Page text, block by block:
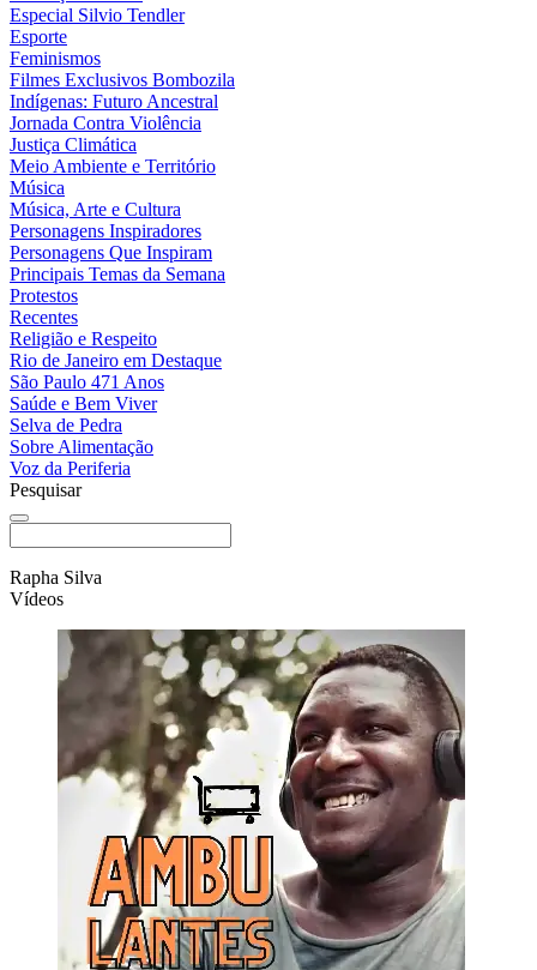
Especial Silvio Tendler
Esporte
Feminismos
Filmes Exclusivos Bombozila
Indígenas: Futuro Ancestral
Jornada Contra Violência
Justiça Climática
Meio Ambiente e Território
Música
Música, Arte e Cultura
Personagens Inspiradores
Personagens Que Inspiram
Principais Temas da Semana
Protestos
Recentes
Religião e Respeito
Rio de Janeiro em Destaque
São Paulo 471 Anos
Saúde e Bem Viver
Selva de Pedra
Sobre Alimentação
Voz da Periferia
Pesquisar
Rapha Silva
Vídeos